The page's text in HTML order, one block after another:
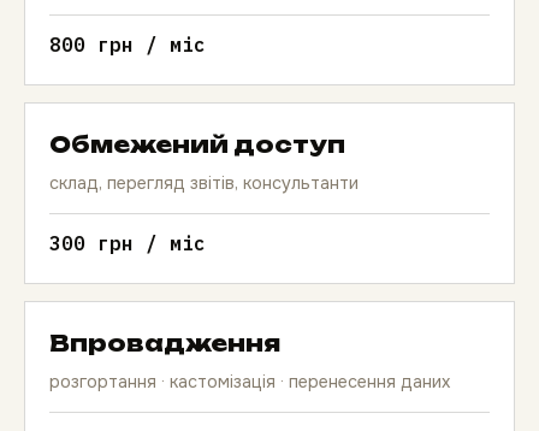
800 грн / міс
Обмежений доступ
склад, перегляд звітів, консультанти
300 грн / міс
Впровадження
розгортання · кастомізація · перенесення даних